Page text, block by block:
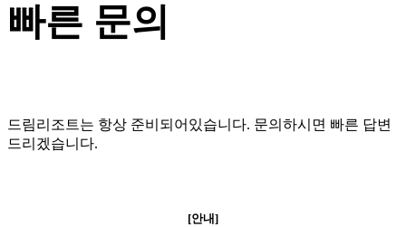
빠른 문의
드림리조트는 항상 준비되어있습니다. 문의하시면 빠른 답변
드리겠습니다.
[안내]